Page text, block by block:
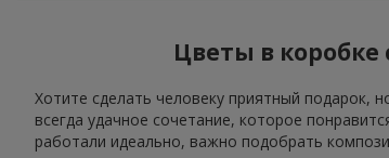
Цветы в
Хотите сделать человеку приятный подарок,
всегда удачное сочетание, которое
работали идеально, важно подобрать